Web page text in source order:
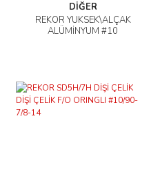
DİĞER
REKOR YÜKSEK\ALÇAK
ALÜMİNYUM #10